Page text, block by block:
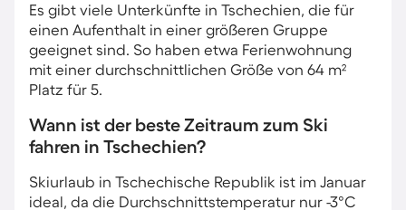
Es gibt viele Unterkünfte in Tschechien, die für
einen Aufenthalt in einer größeren Gruppe
geeignet sind. So haben etwa Ferienwohnung
mit einer durchschnittlichen Größe von 64 m²
Platz für 5.
Wann ist der beste Zeitraum zum Ski
fahren in Tschechien?
Skiurlaub in Tschechische Republik ist im Januar
ideal, da die Durchschnittstemperatur nur -3°C